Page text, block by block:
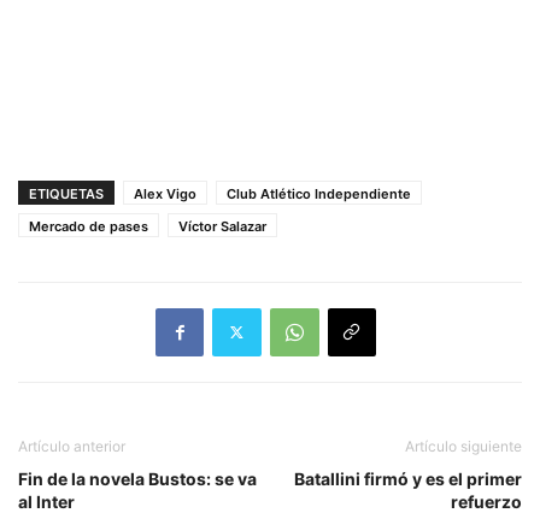
ETIQUETAS Alex Vigo
Club Atlético Independiente
Mercado de pases
Víctor Salazar
Artículo anterior
Fin de la novela Bustos: se va
al Inter
Artículo siguiente
Batallini firmó y es el primer
refuerzo